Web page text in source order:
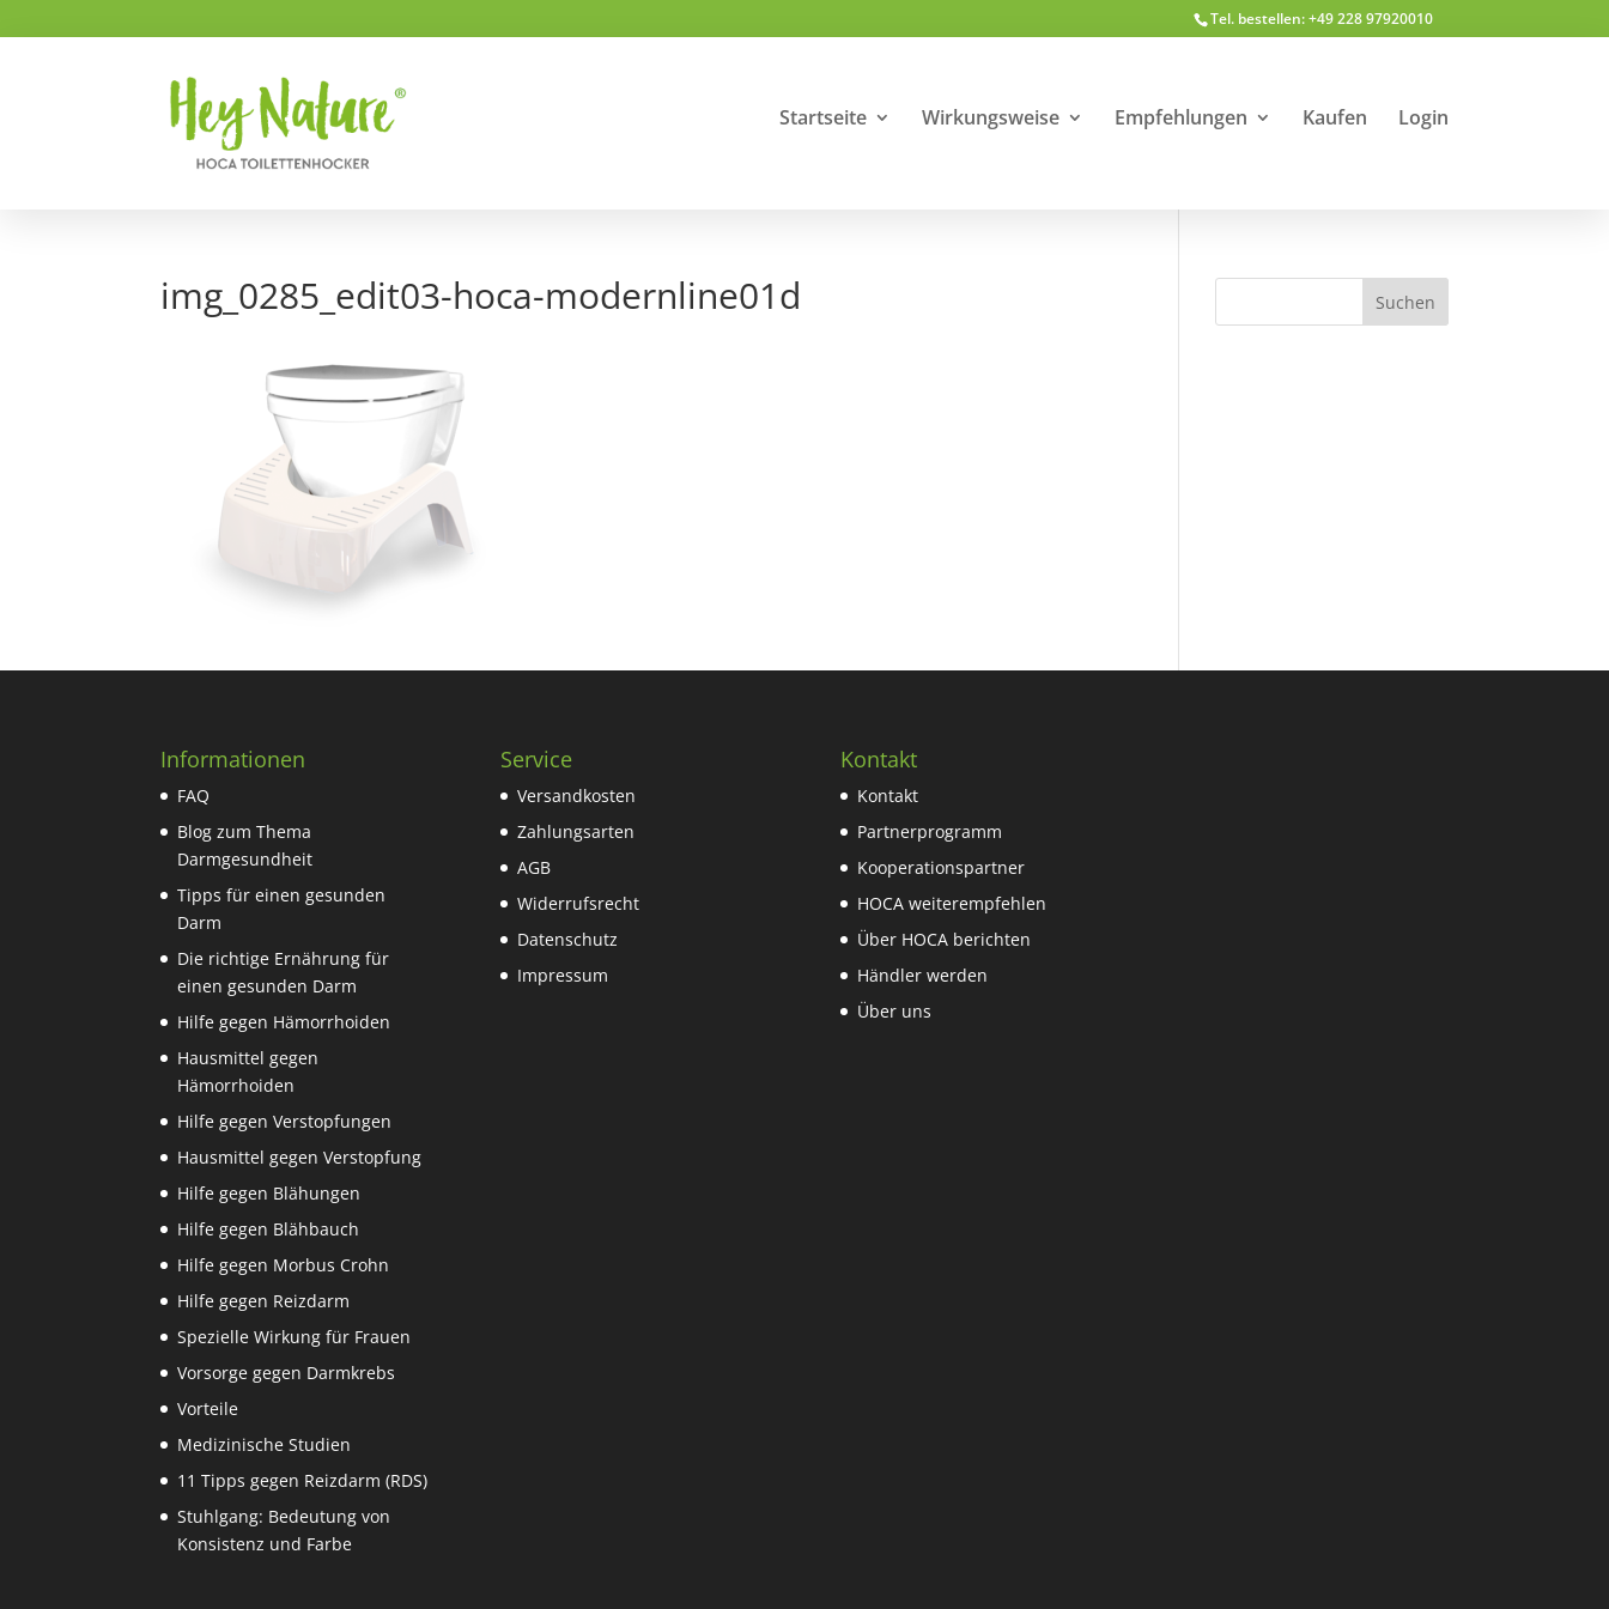
Tel. bestellen: +49 228 97920010
Startseite Wirkungsweise Empfehlungen Kaufen Login
img_0285_edit03-hoca-modernline01d
Informationen
FAQ
Blog zum Thema
Darmgesundheit
Tipps für einen gesunden
Darm
Die richtige Ernährung für
einen gesunden Darm
Hilfe gegen Hämorrhoiden
Hausmittel gegen
Hämorrhoiden
Hilfe gegen Verstopfungen
Hausmittel gegen Verstopfung
Hilfe gegen Blähungen
Hilfe gegen Blähbauch
Hilfe gegen Morbus Crohn
Hilfe gegen Reizdarm
Spezielle Wirkung für Frauen
Vorsorge gegen Darmkrebs
Vorteile
Medizinische Studien
11 Tipps gegen Reizdarm (RDS)
Stuhlgang: Bedeutung von
Konsistenz und Farbe
Service
Versandkosten
Zahlungsarten
AGB
Widerrufsrecht
Datenschutz
Impressum
Kontakt
Kontakt
Partnerprogramm
Kooperationspartner
HOCA weiterempfehlen
Über HOCA berichten
Händler werden
Über uns